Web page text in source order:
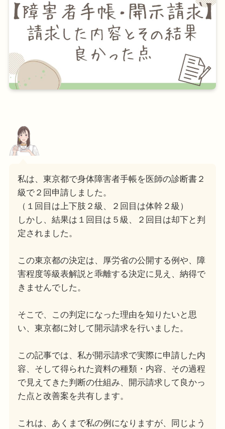
私は、東京都で身体障害者手帳を医師の診断書２
級で２回申請しました。
（１回目は上下肢２級、２回目は体幹２級）
しかし、結果は１回目は５級、２回目は却下と判
定されました。
この東京都の決定は、厚労省の公開する例や、障
害程度等級表解説と乖離する決定に見え、納得で
きませんでした。
そこで、この判定になった理由を知りたいと思
い、東京都に対して開示請求を行いました。
この記事では、私が開示請求で実際に申請した内
容、そして得られた資料の種類・内容、その過程
で見えてきた判断の仕組み、開示請求して良かっ
た点と改善案を共有します。
これは、あくまで私の例になりますが、同じよう